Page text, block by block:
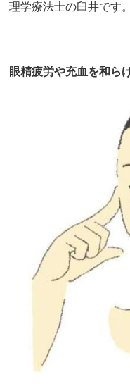
理学療法士の臼井です。
眼精疲労や充血を和ら